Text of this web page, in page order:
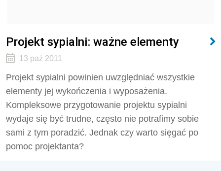
Projekt sypialni: ważne elementy
13 paź 2011
Projekt sypialni powinien uwzględniać wszystkie
elementy jej wykończenia i wyposażenia.
Kompleksowe przygotowanie projektu sypialni
wydaje się być trudne, często nie potrafimy sobie
sami z tym poradzić. Jednak czy warto sięgać po
pomoc projektanta?